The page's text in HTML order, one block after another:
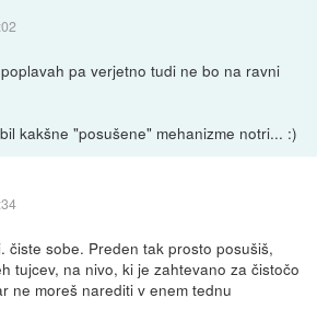
pa verjetno tudi ne bo na ravni
kakšne "posušene" mehanizme notri... :)
čiste sobe. Preden tak prosto posušiš,
tujcev, na nivo, ki je zahtevano za čistočo
ne moreš narediti v enem tednu